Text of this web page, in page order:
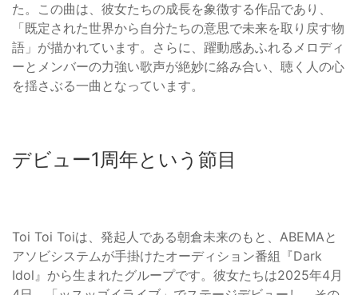
た。この曲は、彼女たちの成長を象徴する作品であり、
「既定された世界から自分たちの意思で未来を取り戻す物
語」が描かれています。さらに、躍動感あふれるメロディ
ーとメンバーの力強い歌声が絶妙に絡み合い、聴く人の心
を揺さぶる一曲となっています。
デビュー1周年という節目
Toi Toi Toiは、発起人である朝倉未来のもと、ABEMAと
アソビシステムが手掛けたオーディション番組『Dark
Idol』から生まれたグループです。彼女たちは2025年4月